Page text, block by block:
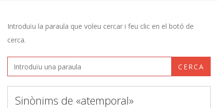
Introduïu la paraula que voleu cercar i feu clic en el botó de
cerca.
CERCA
Sinònims de «atemporal»